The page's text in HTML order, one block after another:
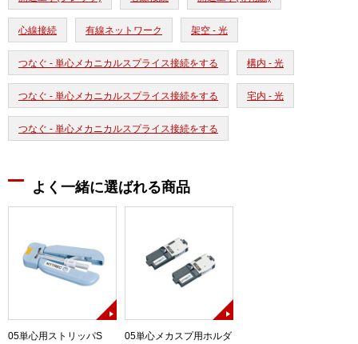
心線接続 有線ネットワーク 架空 - 光
つなぐ - 単心メカニカルスプライス接続をする 構内 - 光
つなぐ - 単心メカニカルスプライス接続をする 宅内 - 光
つなぐ - 単心メカニカルスプライス接続をする
よく一緒に選ばれる商品
05単心用ストリッパS
05単心メカスプ用ホルダ